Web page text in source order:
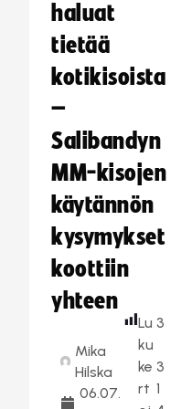
haluat
tietää
kotikisoista
–
Salibandyn
MM-kisojen
käytännön
kysymykset
koottiin
yhteen
Mika
Hilska
06.07.
Lu
ku
ke
rt
3
3
1